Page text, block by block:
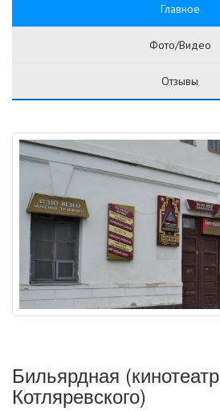
Главное
Фото/Видео
Отзывы
Бильярдная (кинотеатр
Котляревского)